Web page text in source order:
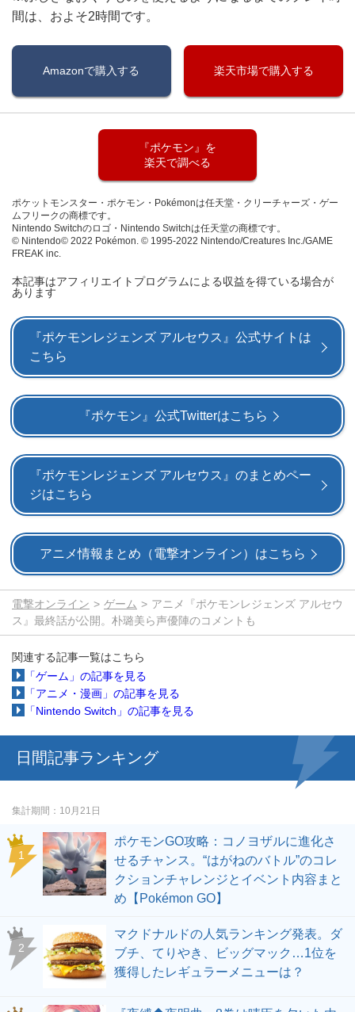
間は、およそ2時間です。
Amazonで購入する 楽天市場で購入する
『ポケモン』を
楽天で調べる
ポケットモンスター・ポケモン・Pokémonは任天堂・クリーチャーズ・ゲー
ムフリークの商標です。
Nintendo Switchのロゴ・Nintendo Switchは任天堂の商標です。
© Nintendo© 2022 Pokémon. © 1995-2022 Nintendo/Creatures Inc./GAME
FREAK inc.
本記事はアフィリエイトプログラムによる収益を得ている場合が
あります
『ポケモンレジェンズ アルセウス』公式サイトは
こちら
『ポケモン』公式Twitterはこちら
『ポケモンレジェンズ アルセウス』のまとめペー
ジはこちら
アニメ情報まとめ（電撃オンライン）はこちら
電撃オンライン ゲーム
アニメ『ポケモンレジェンズ アルセウ
ス』最終話が公開。朴璐美ら声優陣のコメントも
関連する記事一覧はこちら
「ゲーム」の記事を見る
「アニメ・漫画」の記事を見る
「Nintendo Switch」の記事を見る
日間記事ランキング
集計期間 10月21日
ポケモンGO攻略：コノヨザルに進化さ
せるチャンス。“はがねのバトル”のコレ
クションチャレンジとイベント内容まと
め【Pokémon GO】
マクドナルドの人気ランキング発表。ダ
ブチ、てりやき、ビッグマック…1位を
獲得したレギュラーメニューは？